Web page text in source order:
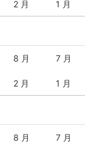
2 月 1 月
8 月 7 月
2 月 1 月
8 月 7 月